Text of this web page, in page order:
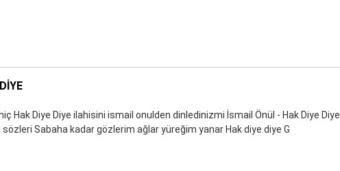
Hak Diye Diye ilahisini ismail onulden dinledinizmi İsmail Önül - Hak Diye Diye
sözleri Sabaha kadar gözlerim ağlar yüreğim yanar Hak diye diye G